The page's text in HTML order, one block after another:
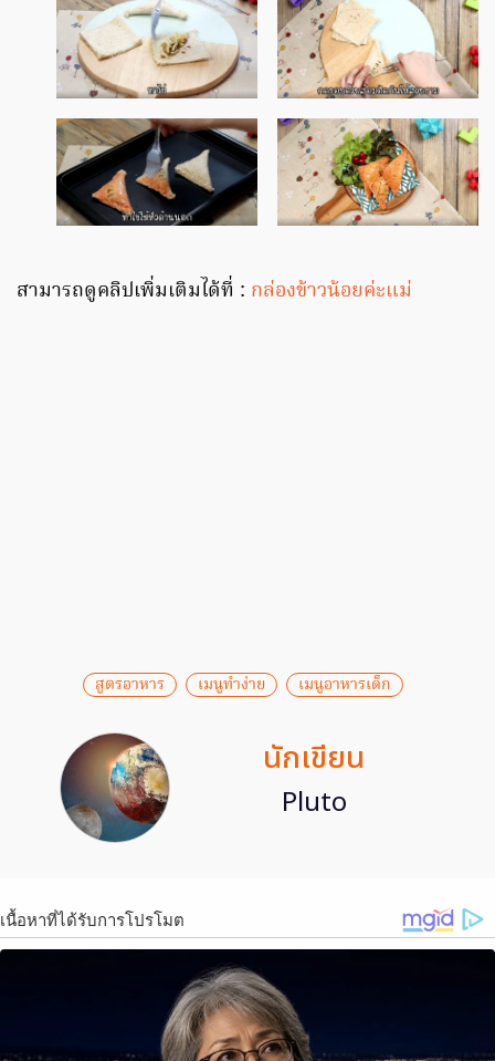
สามารถดูคลิปเพิ่มเติมได้ที่ : กล่องข้าวน้อยค่ะแม่
สูตรอาหาร เมนูทำง่าย เมนูอาหารเด็ก
นักเขียน
Pluto
เนื้อหาที่ได้รับการโปรโมต